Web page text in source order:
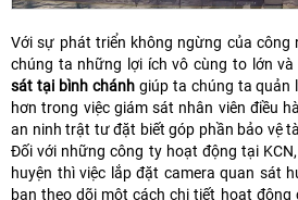
Với sự phát triển không ngừng của công
chúng ta những lợi ích vô cùng to lớn và
sát tại bình chánhgiúp ta chúng ta quản
hơn trong việc giám sát nhân viên điều
an ninh trật tư đặt biết góp phần bảo vệ
Đối với những công ty hoạt động tại
huyện thì việc lắp đặt camera quan sát
bạn theo dõi một cách chi tiết hoạt đông